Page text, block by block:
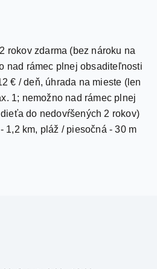
rokov zdarma (bez nároku na
nad rámec plnej obsaditeľnosti
€ / deň, úhrada na mieste (len
1; nemožno nad rámec plnej
do nedovŕšených 2 rokov)